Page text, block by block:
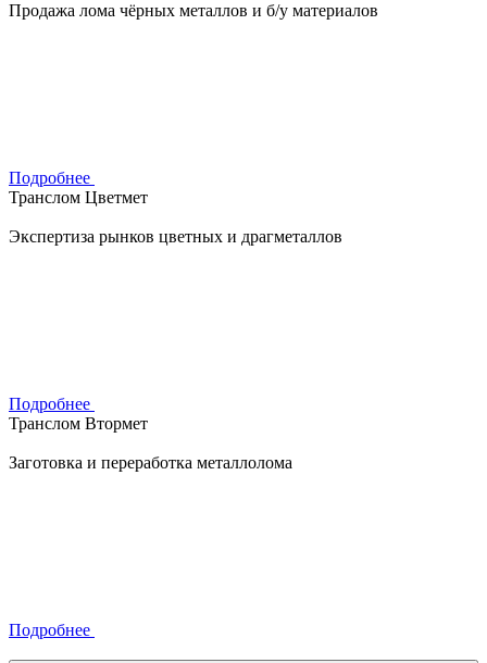
Продажа лома чёрных металлов и б/у материалов
Подробнее
Транслом Цветмет
Экспертиза рынков цветных и драгметаллов
Подробнее
Транслом Втормет
Заготовка и переработка металлолома
Подробнее